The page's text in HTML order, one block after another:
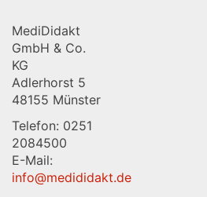
MediDidakt
GmbH & Co.
KG
Adlerhorst 5
48155 Münster
Telefon: 0251
2084500
E-Mail:
info@medididakt.de